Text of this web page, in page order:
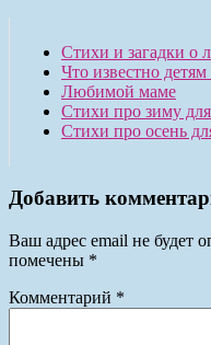
Стихи и загадки о
Что известно
Любимой маме
Стихи про зиму для
Стихи про осень
Добавить
Ваш адрес email не будет
помечены *
Комментарий *